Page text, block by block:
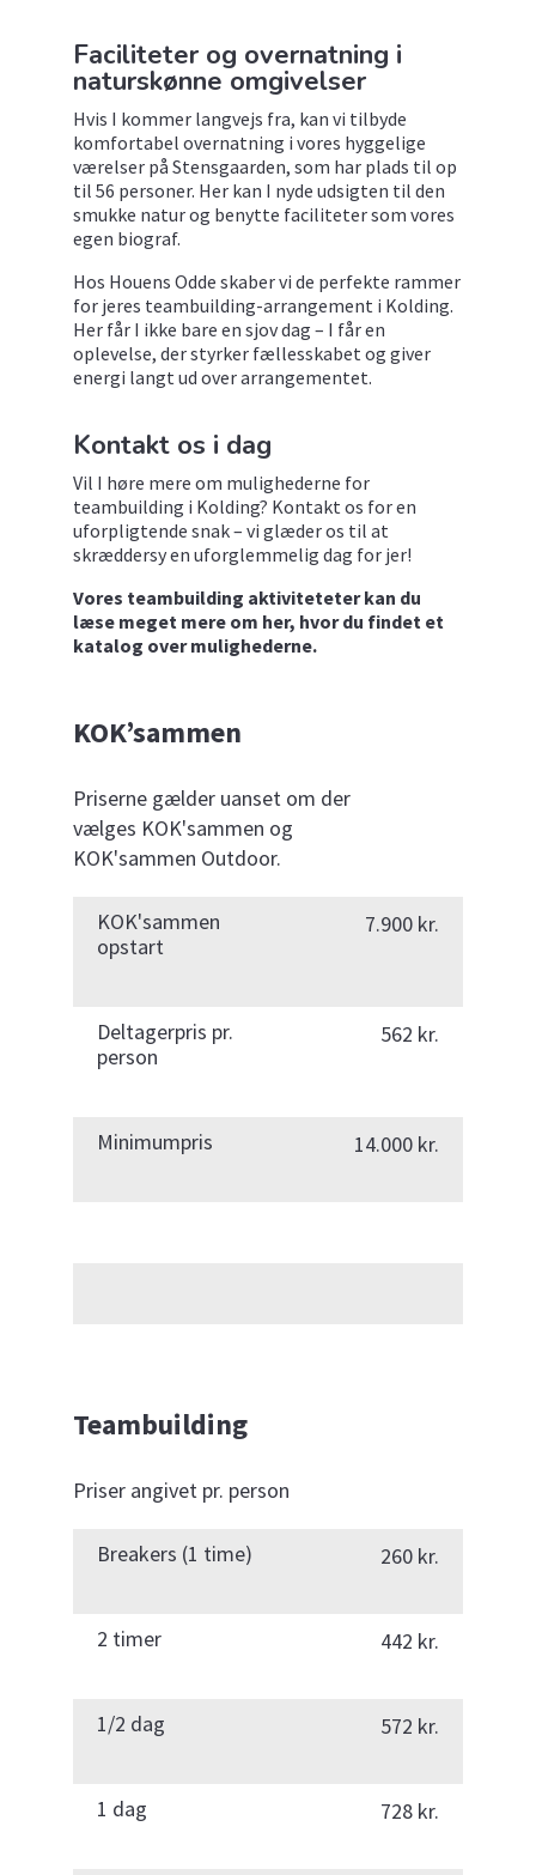
Faciliteter og overnatning i
naturskønne omgivelser
Hvis I kommer langvejs fra, kan vi tilbyde
komfortabel overnatning i vores hyggelige
værelser på Stensgaarden, som har plads til op
til 56 personer. Her kan I nyde udsigten til den
smukke natur og benytte faciliteter som vores
egen biograf.
Hos Houens Odde skaber vi de perfekte rammer
for jeres teambuilding-arrangement i Kolding.
Her får I ikke bare en sjov dag – I får en
oplevelse, der styrker fællesskabet og giver
energi langt ud over arrangementet.
Kontakt os i dag
Vil I høre mere om mulighederne for
teambuilding i Kolding? Kontakt os for en
uforpligtende snak – vi glæder os til at
skræddersy en uforglemmelig dag for jer!
Vores teambuilding aktiviteteter kan du
læse meget mere om her, hvor du findet et
katalog over mulighederne.
KOK’sammen
Priserne gælder uanset om der
vælges KOK'sammen og
KOK'sammen Outdoor.
KOK'sammen
opstart
7.900 kr.
Deltagerpris pr.
person
562 kr.
Minimumpris 14.000 kr.
Teambuilding
Priser angivet pr. person
Breakers (1 time) 260 kr.
2 timer 442 kr.
1/2 dag 572 kr.
1 dag 728 kr.